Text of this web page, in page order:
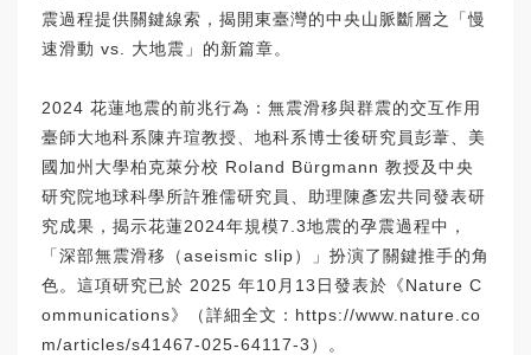
震過程提供關鍵線索，揭開東臺灣的中央山脈斷層之「慢
速滑動 vs. 大地震」的新篇章。
2024 花蓮地震的前兆行為：無震滑移與群震的交互作用
臺師大地科系陳卉瑄教授、地科系博士後研究員彭葦、美
國加州大學柏克萊分校 Roland Bürgmann 教授及中央
研究院地球科學所許雅儒研究員、助理陳彥宏共同發表研
究成果，揭示花蓮2024年規模7.3地震的孕震過程中，
「深部無震滑移（aseismic slip）」扮演了關鍵推手的角
色。這項研究已於 2025 年10月13日發表於《Nature C
ommunications》（詳細全文：https://www.nature.co
m/articles/s41467-025-64117-3）。